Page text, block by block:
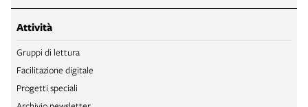
Attività
Gruppi di lettura
Facilitazione digitale
Progetti speciali